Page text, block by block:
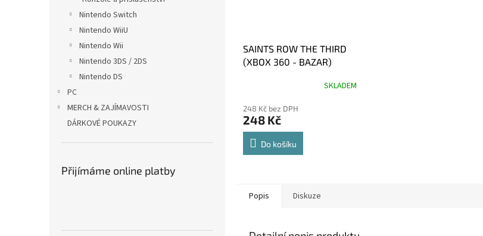
Nintendo Switch
Nintendo WiiU
Nintendo Wii
Nintendo 3DS / 2DS
Nintendo DS
PC
MERCH & ZAJÍMAVOSTI
DÁRKOVÉ POUKAZY
Přijímáme online platby
SAINTS ROW THE THIRD
(XBOX 360 - BAZAR)
SKLADEM
248 Kč bez DPH
248 Kč
Do košíku
Popis Diskuze